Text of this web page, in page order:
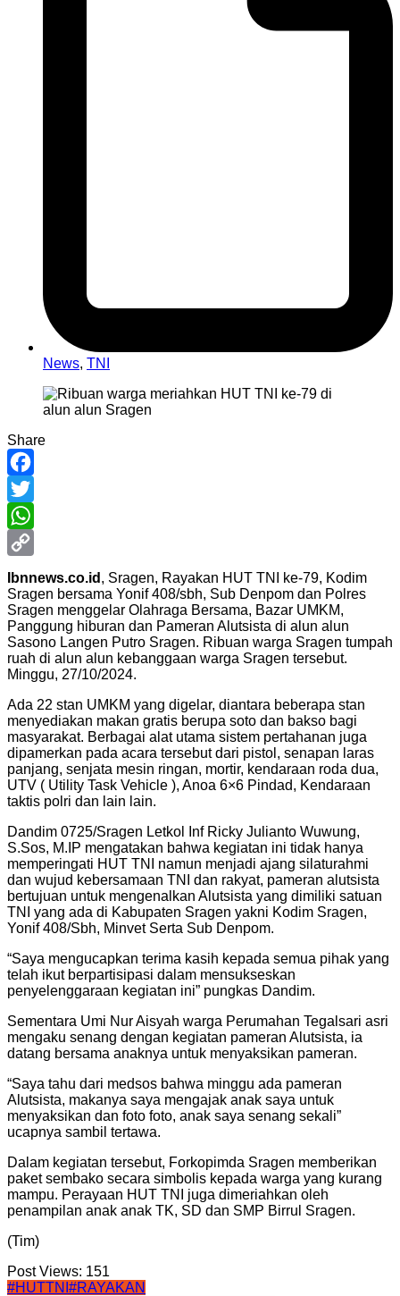
News, TNI
Share
Facebook
Twitter
WhatsApp
Copy
Link
Ibnnews.co.id , Sragen, Rayakan HUT TNI ke-79, Kodim
Sragen bersama Yonif 408/sbh, Sub Denpom dan Polres
Sragen menggelar Olahraga Bersama, Bazar UMKM,
Panggung hiburan dan Pameran Alutsista di alun alun
Sasono Langen Putro Sragen. Ribuan warga Sragen tumpah
ruah di alun alun kebanggaan warga Sragen tersebut.
Minggu, 27/10/2024.
Ada 22 stan UMKM yang digelar, diantara beberapa stan
menyediakan makan gratis berupa soto dan bakso bagi
masyarakat. Berbagai alat utama sistem pertahanan juga
dipamerkan pada acara tersebut dari pistol, senapan laras
panjang, senjata mesin ringan, mortir, kendaraan roda dua,
UTV ( Utility Task Vehicle ), Anoa 6×6 Pindad, Kendaraan
taktis polri dan lain lain.
Dandim 0725/Sragen Letkol Inf Ricky Julianto Wuwung,
S.Sos, M.IP mengatakan bahwa kegiatan ini tidak hanya
memperingati HUT TNI namun menjadi ajang silaturahmi
dan wujud kebersamaan TNI dan rakyat, pameran alutsista
bertujuan untuk mengenalkan Alutsista yang dimiliki satuan
TNI yang ada di Kabupaten Sragen yakni Kodim Sragen,
Yonif 408/Sbh, Minvet Serta Sub Denpom.
“Saya mengucapkan terima kasih kepada semua pihak yang
telah ikut berpartisipasi dalam mensukseskan
penyelenggaraan kegiatan ini” pungkas Dandim.
Sementara Umi Nur Aisyah warga Perumahan Tegalsari asri
mengaku senang dengan kegiatan pameran Alutsista, ia
datang bersama anaknya untuk menyaksikan pameran.
“Saya tahu dari medsos bahwa minggu ada pameran
Alutsista, makanya saya mengajak anak saya untuk
menyaksikan dan foto foto, anak saya senang sekali”
ucapnya sambil tertawa.
Dalam kegiatan tersebut, Forkopimda Sragen memberikan
paket sembako secara simbolis kepada warga yang kurang
mampu. Perayaan HUT TNI juga dimeriahkan oleh
penampilan anak anak TK, SD dan SMP Birrul Sragen.
(Tim)
Post Views: 151
#HUTTNI #RAYAKAN